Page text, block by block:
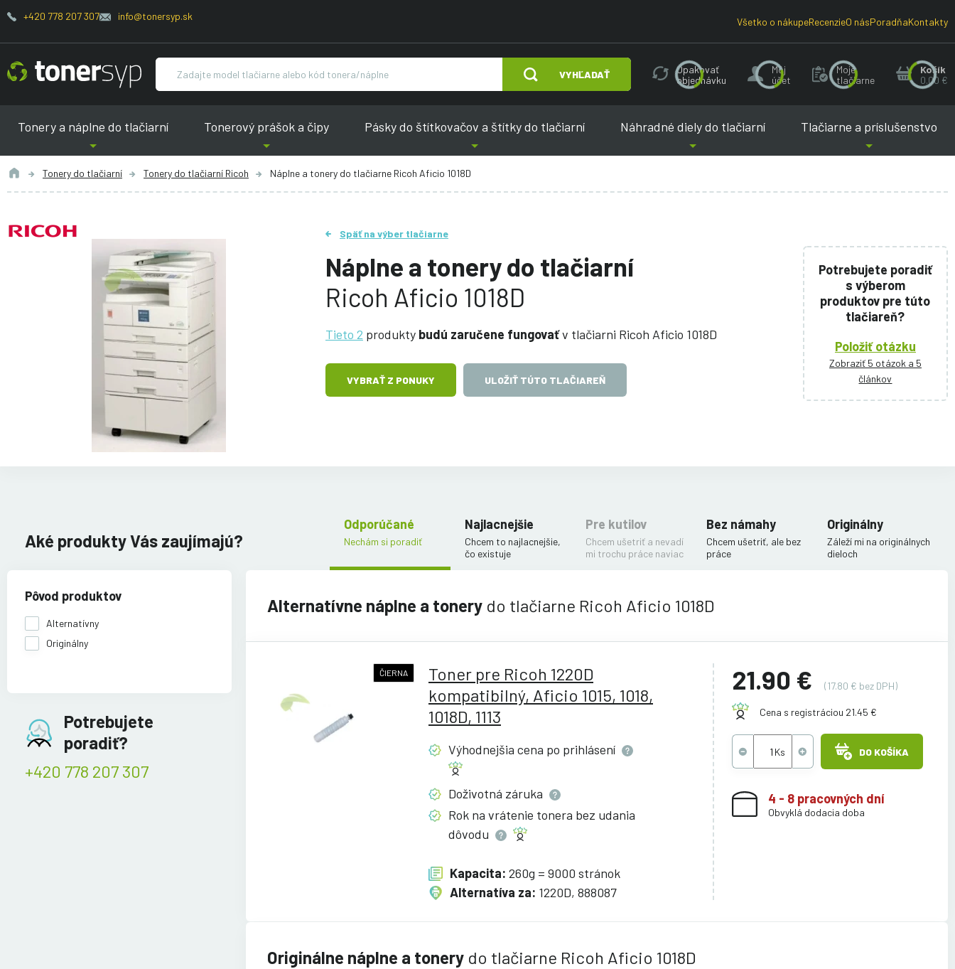
+420 778 207 307 info@tonersyp.sk Všetko o nákupeRecenzieO násPoradňaKontakty
VYHĽADAŤ
Opakovať
objednávku
Môj
účet
Moje
tlačiarne
Košík
0.00 €
Tonery a náplne do tlačiarní Tonerový prášok a čipy Pásky do štítkovačov a štítky do tlačiarní Náhradné diely do tlačiarní Tlačiarne a príslušenstvo
Tonery do tlačiarní Tonery do tlačiarní Ricoh Náplne a tonery do tlačiarne Ricoh Aficio 1018D
Späť na výber tlačiarne
Náplne a tonery do tlačiarní
Ricoh Aficio 1018D
Tieto 2produkty budú zaručene fungovaťv tlačiarni Ricoh Aficio 1018D
VYBRAŤ Z PONUKY ULOŽIŤ TÚTO TLAČIAREŇ
Potrebujete poradiť
s výberom
produktov pre túto
tlačiareň?
Položiť otázku
Zobraziť 5 otázok a 5
článkov
Aké produkty Vás zaujímajú?
Pôvod produktov
Alternatívny
Originálny
Potrebujete
poradiť?
+420 778 207 307
Odporúčané
Nechám si poradiť
Najlacnejšie
Chcem to najlacnejšie,
čo existuje
Pre kutilov
Chcem ušetriť a nevadí
mi trochu práce naviac
Bez námahy
Chcem ušetriť, ale bez
práce
Originálny
Záleží mi na originálnych
dieloch
Alternatívne náplne a tonery do tlačiarne Ricoh Aficio 1018D
ČIERNA
Toner pre Ricoh 1220D
kompatibilný, Aficio 1015, 1018,
1018D, 1113
Výhodnejšia cena po prihlásení
Doživotná záruka
Rok na vrátenie tonera bez udania
dôvodu
Kapacita: 260g = 9000 stránok
Alternatíva za: 1220D, 888087
21.90 € (17.80 € bez DPH)
Cena s registráciou 21.45 €
DO KOŠÍKA
4 - 8 pracovných dní
Obvyklá dodacia doba
Originálne náplne a tonery do tlačiarne Ricoh Aficio 1018D